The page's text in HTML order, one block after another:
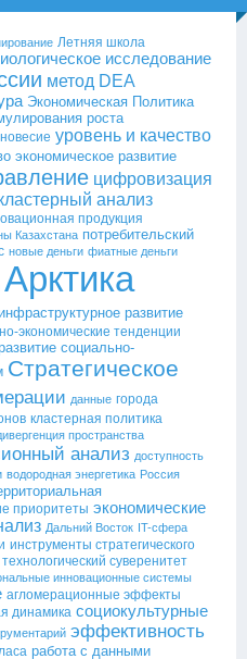
Летняя школа
исследование
метод DEA
Экономическая Политика
роста
уровень и качество
экономическое развитие
цифровизация
анализ
продукция
Казахстана потребительский
новые деньги фиатные деньги
Арктика
инфраструктурное развитие
экономические тенденции
социально-
Стратегическое
данные города
кластерная политика
пространства
анализ доступность
водородная энергетика Россия
приоритеты экономические
Дальний Восток IT-сфера
инструменты стратегического
технологический суверенитет
инновационные системы
агломерационные эффекты
динамика социокультурные
эффективность
работа с данными